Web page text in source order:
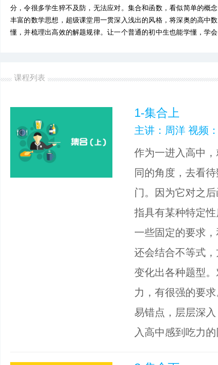
分，令很多学生猝不及防，无法应对。集合和函数，看似简单的概
丰富的数学思想，超级课堂用一贯深入浅出的风格，将深奥的高中
懂，并梳理出高效的解题规律。让一个普通的初中生也能学懂，学
课程列表
1-集合上
主讲：周洋 视频
作为一进入高中
同的角度，去看
门。因为它对之
指具有某种特定
一些固定的要求
还会结合不等式
变化出各种题型
力，有很强的要
易错点，层层深
入高中感到吃力